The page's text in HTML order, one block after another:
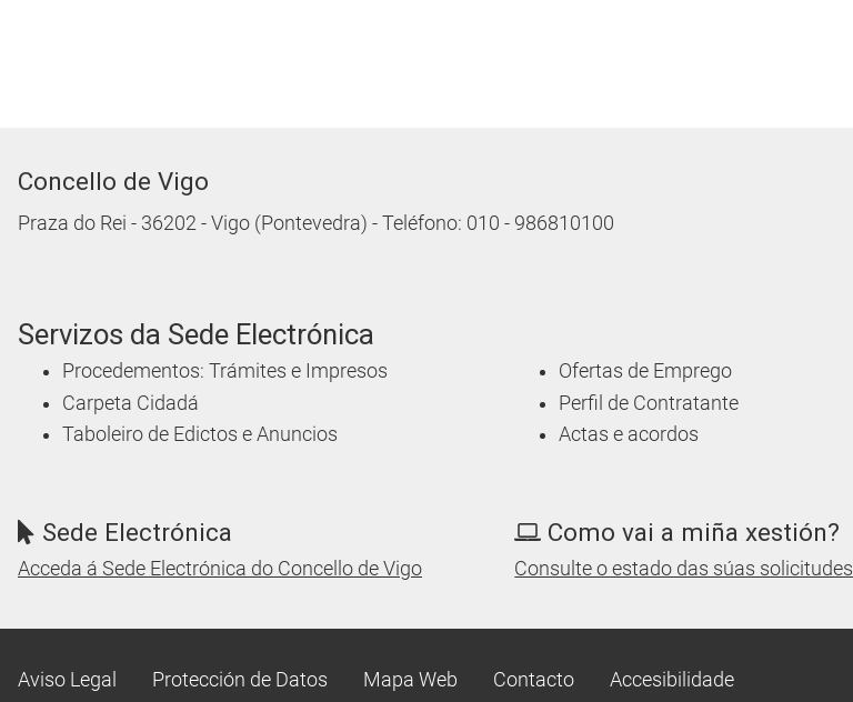
Concello de Vigo
Praza do Rei - 36202 - Vigo (Pontevedra) - Teléfono: 010 - 986810100
Servizos da Sede Electrónica
Procedementos: Trámites e Impresos
Carpeta Cidadá
Taboleiro de Edictos e Anuncios
Ofertas de Emprego
Perfil de Contratante
Actas e acordos
Sede Electrónica
Acceda á Sede Electrónica do Concello de Vigo
Como vai a miña xestión?
Consulte o estado das súas solicitudes
Aviso Legal Protección de Datos Mapa Web Contacto Accesibilidade